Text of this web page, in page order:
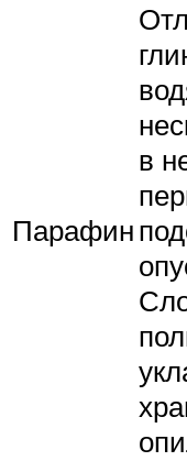
Парафин
в